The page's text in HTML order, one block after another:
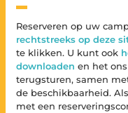
Reserveren op uw
rechtstreeks op deze
te klikken. U kunt ook
downloaden en het
terugsturen, samen
de beschikbaarheid.
met een